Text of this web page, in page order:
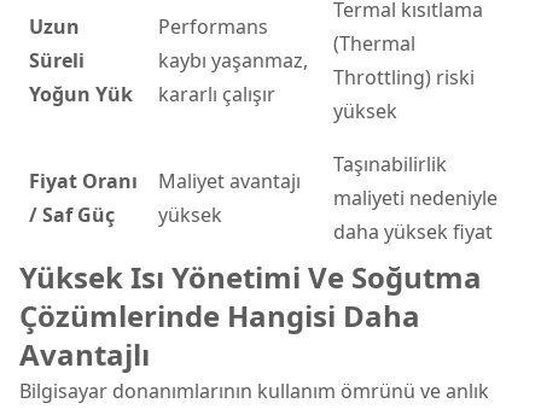
Uzun
Süreli
Yoğun Yük
Performans
kaybı yaşanmaz,
kararlı çalışır
Termal kısıtlama
(Thermal
Throttling) riski
yüksek
Fiyat Oranı
/ Saf Güç
Maliyet avantajı
yüksek
Taşınabilirlik
maliyeti nedeniyle
daha yüksek fiyat
Yüksek Isı Yönetimi Ve Soğutma
Çözümlerinde Hangisi Daha
Avantajlı
Bilgisayar donanımlarının kullanım ömrünü ve anlık